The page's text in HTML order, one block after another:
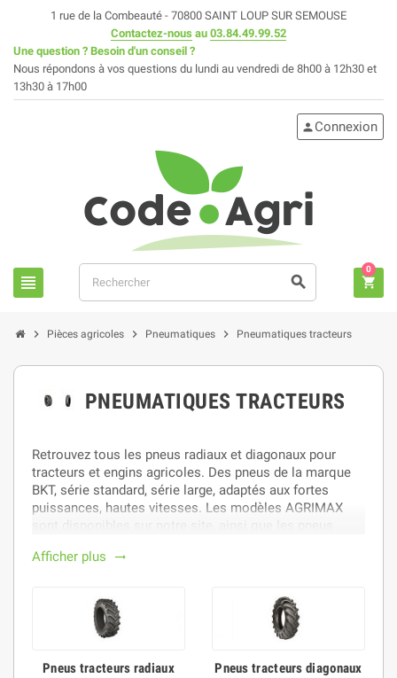
1 rue de la Combeauté - 70800 SAINT LOUP SUR SEMOUSE
Contactez-nous au 03.84.49.99.52
Une question ? Besoin d'un conseil ?
Nous répondons à vos questions du lundi au vendredi de 8h00 à 12h30 et
13h30 à 17h00
view_headline search
person Connexion
shopping_cart
0
chevron_right Pièces agricoles chevron_right Pneumatiques chevron_right Pneumatiques tracteurs
PNEUMATIQUES TRACTEURS
Retrouvez tous les pneus radiaux et diagonaux pour
tracteurs et engins agricoles. Des pneus de la marque
BKT, série standard, série large, adaptés aux fortes
puissances, hautes vitesses. Les modèles AGRIMAX
Afficher plus
trending_flat
Pneus tracteurs radiaux Pneus tracteurs diagonaux